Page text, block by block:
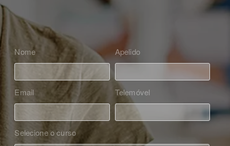
Nome Apelido
Email Telemóvel
Selecione o curso